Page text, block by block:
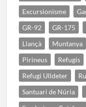
Excursionisme
GR-92
GR-175
Llançà
Muntanya
Pirineus
Refugis
Refugi Ulldeter
Santuari de Núria